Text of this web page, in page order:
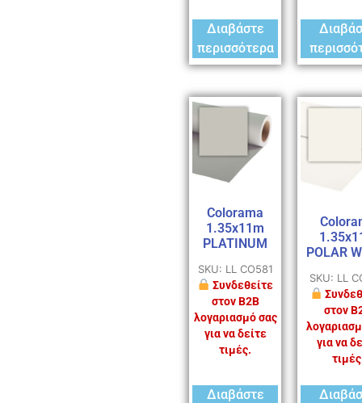
Διαβάστε
περισσότερα
Colorama
1.35x11m
PLATINUM
SKU: LL CO581
Συνδεθείτε
στον B2B
λογαριασμό σας
για να δείτε
τιμές.
Διαβάστε
POLAR
SKU: LL
στον
για να